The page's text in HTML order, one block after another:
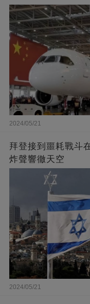
2024/05/21
拜登接到噩耗戰斗
炸聲響徹天空
2024/05/21